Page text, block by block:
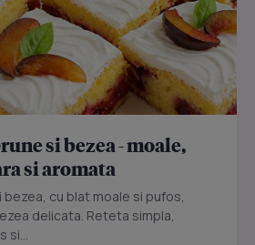
si bezea - moale,
si aromata
bezea, cu blat moale si pufos,
delicata. Reteta simpla,
si...